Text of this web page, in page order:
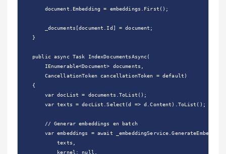
        document.Embedding = embeddings.First();
        _documents[document.Id] = document;
    }
    public async Task IndexDocumentsAsync(
        IEnumerable<Document> documents,
        CancellationToken cancellationToken = default)
    {
        var docList = documents.ToList();
        var texts = docList.Select(d => d.Content).ToList();
        // Generar embeddings en batch
var embeddings = await
            texts,
            kernel: null,